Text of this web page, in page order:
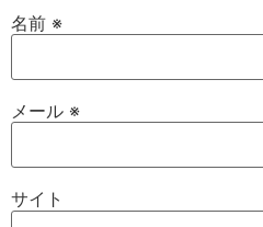
名前 ※
メール ※
サイト